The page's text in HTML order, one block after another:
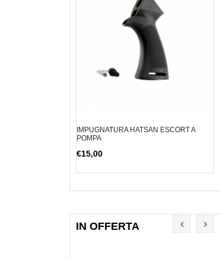
IMPUGNATURA HATSAN ESCORT A
POMPA
€15,00
IN OFFERTA